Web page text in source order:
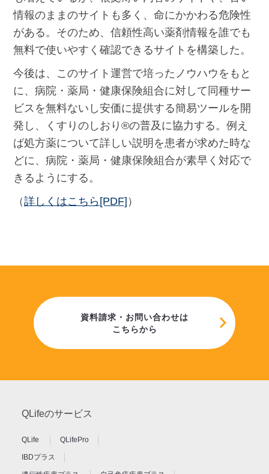
情報のままのサイトも多く、命にかかわる危険性
がある。そのため、信頼性高い薬剤情報を誰でも
無料で使いやすく確認できるサイトを構築した。
今後は、このサイト運営で培ったノウハウをもと
に、病院・薬局・健康保険組合に対して同種サー
ビスを無料ないし安価に提供する簡易ツールを開
発し、くすりのしおり®の普及に協力する。例え
ば処方薬について詳しい説明を患者が求めた時な
どに、病院・薬局・健康保険組合が素早く対応で
きるようにする。
（詳しくはこちら[PDF] ）
資料請求・お問い合わせは
こちらから
QLifeのサービス
QLife QLifePro
IBDプラス